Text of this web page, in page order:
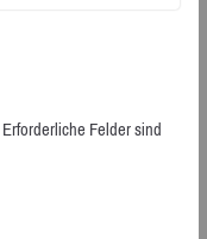
Erforderliche Felder sind